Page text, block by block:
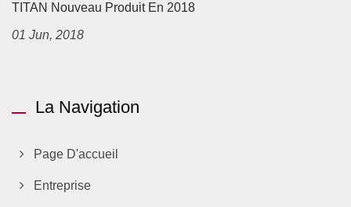
TITAN Nouveau Produit En 2018
01 Jun, 2018
La Navigation
Page D'accueil
Entreprise